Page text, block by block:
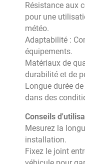
Résistance aux
pour une
météo.
Adaptabilité :
équipements.
Matériaux de
durabilité et de
Longue durée
dans des
Conseils
Mesurez la
installation.
Fixez le joint